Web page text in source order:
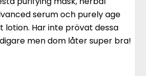
serum och purely age
lotion. Har inte prövat dessa
men dom låter super bra!